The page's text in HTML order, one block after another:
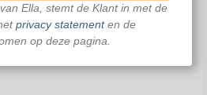
Ella, stemt de Klant in met de
privacy statementen de
op deze pagina.